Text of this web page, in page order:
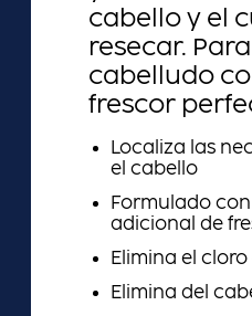
cabello y el
resecar.
cabelludo
frescor
Localiza las
el cabello
Formulado
adicional de
Elimina el
Elimina del